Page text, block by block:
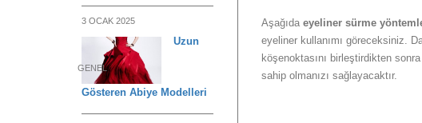
Aşağıda eyeliner sürme
eyeliner kullanımı göreceksiniz.
köşenoktasını birleştirdikten
sahip olmanızı sağlayacaktır.
3 OCAK 2025
GENEL
Uzun
Gösteren Abiye Modelleri